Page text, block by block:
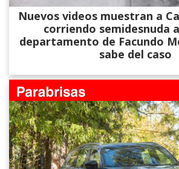
Nuevos videos muestran a
corriendo semidesnuda
departamento de Facundo
sabe del caso